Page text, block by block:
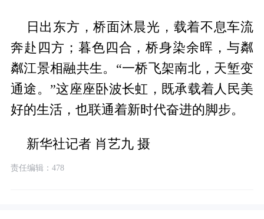
日出东方，桥面沐晨光，载着不息车流
奔赴四方；暮色四合，桥身染余晖，与粼
粼江景相融共生。“一桥飞架南北，天堑变
通途。”这座座卧波长虹，既承载着人民美
好的生活，也联通着新时代奋进的脚步。
新华社记者 肖艺九 摄
责任编辑：478